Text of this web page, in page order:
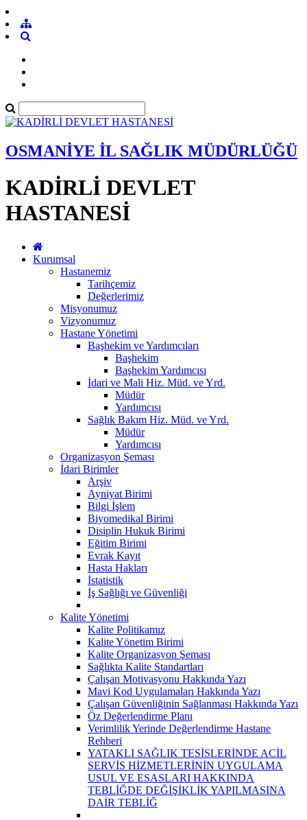
OSMANİYE İL SAĞLIK MÜDÜRLÜĞÜ
KADİRLİ DEVLET
HASTANESİ
Kurumsal
Hastanemiz
Tarihçemiz
Değerlerimiz
Misyonumuz
Vizyonumuz
Hastane Yönetimi
Başhekim ve Yardımcıları
Başhekim
Başhekim Yardımcısı
İdari ve Mali Hiz. Müd. ve Yrd.
Müdür
Yardımcısı
Sağlık Bakım Hiz. Müd. ve Yrd.
Müdür
Yardımcısı
Organizasyon Şeması
İdari Birimler
Arşiv
Ayniyat Birimi
Bilgi İşlem
Biyomedikal Birimi
Disiplin Hukuk Birimi
Eğitim Birimi
Evrak Kayıt
Hasta Hakları
İstatistik
İş Sağlığı ve Güvenliği
Kalite Yönetimi
Kalite Politikamız
Kalite Yönetim Birimi
Kalite Organizasyon Şeması
Sağlıkta Kalite Standartları
Çalışan Motivasyonu Hakkında Yazı
Mavi Kod Uygulamaları Hakkında Yazı
Çalışan Güvenliğinin Sağlanması Hakkında Yazı
Öz Değerlendirme Planı
Verimlilik Yerinde Değerlendirme Hastane
Rehberi
YATAKLI SAĞLIK TESİSLERİNDE ACİL
SERVİS HİZMETLERİNİN UYGULAMA
USUL VE ESASLARI HAKKINDA
TEBLİĞDE DEĞİŞİKLİK YAPILMASINA
DAİR TEBLİĞ